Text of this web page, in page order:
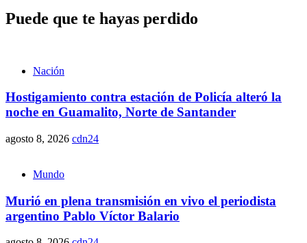
Puede que te hayas perdido
Nación
Hostigamiento contra estación de Policía alteró la
noche en Guamalito, Norte de Santander
agosto 8, 2026 cdn24
Mundo
Murió en plena transmisión en vivo el periodista
argentino Pablo Víctor Balario